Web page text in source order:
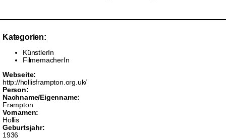
Kategorien:
KünstlerIn
FilmemacherIn
Webseite:
http://hollisframpton.org.uk/
Person:
Nachname/Eigenname:
Frampton
Vornamen:
Hollis
Geburtsjahr:
1936